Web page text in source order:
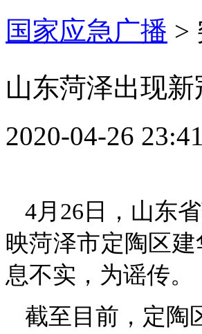
国家应急广播 >
山东菏泽出现
2020-04-26 23:41
4月26日，山东
映菏泽市定陶区
息不实，为谣传。
截至目前，定陶